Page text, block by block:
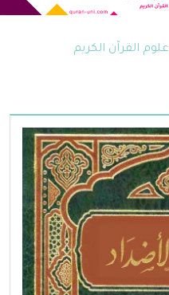
علوم القرآن الكريم